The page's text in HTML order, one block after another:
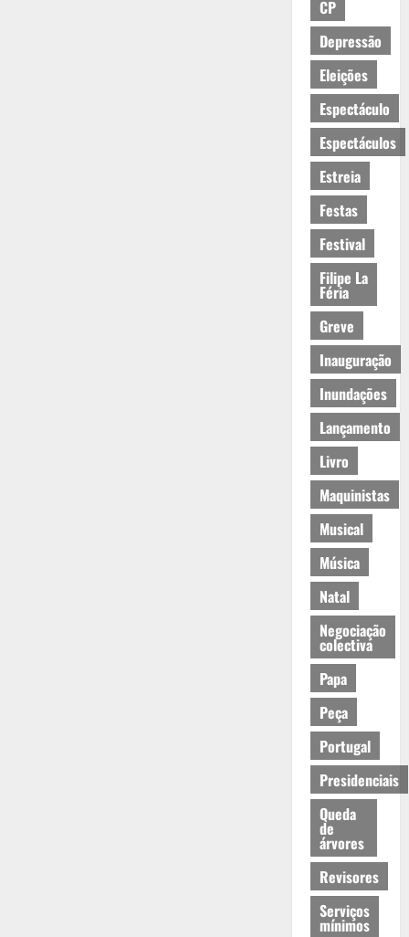
CP
Depressão
Eleições
Espectáculo
Espectáculos
Estreia
Festas
Festival
Filipe La
Féria
Greve
Inauguração
Inundações
Lançamento
Livro
Maquinistas
Musical
Música
Natal
Negociação
colectiva
Papa
Peça
Portugal
Presidenciais
Queda
de
árvores
Revisores
Serviços
mínimos